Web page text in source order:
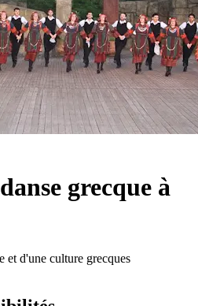
grecque à
et d'une culture grecques